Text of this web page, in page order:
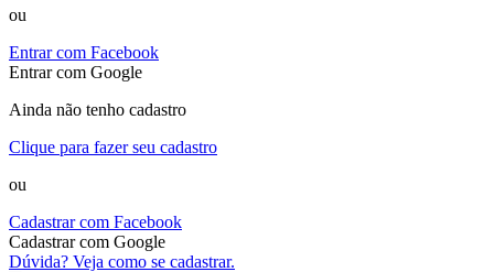
ou
Entrar com Facebook
Entrar com Google
Ainda não tenho cadastro
Clique para fazer seu cadastro
ou
Cadastrar com Facebook
Cadastrar com Google
Dúvida? Veja como se cadastrar.